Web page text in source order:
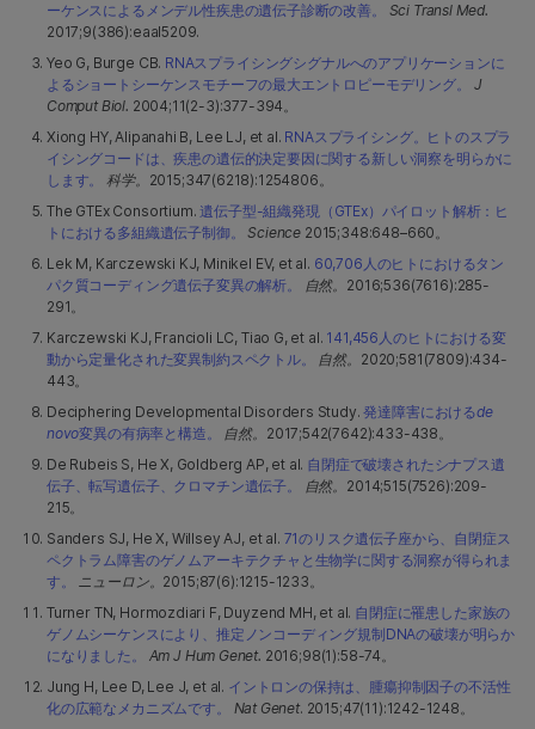
ーケンスによるメンデル性疾患の遺伝子診断の改善。
Sci Transl Med.
2017;9(386):eaal5209.
Yeo G, Burge CB. RNAスプライシングシグナルへのアプリケーションに
よるショートシーケンスモチーフの最大エントロピーモデリング。
J
Comput Biol. 2004;11(2-3):377-394。
Xiong HY, Alipanahi B, Lee LJ, et al. RNAスプライシング。ヒトのスプラ
イシングコードは、疾患の遺伝的決定要因に関する新しい洞察を明らかに
します。
科学。 2015;347(6218):1254806。
The GTEx Consortium.遺伝子型-組織発現（GTEx）パイロット解析：ヒ
トにおける多組織遺伝子制御。
Science 2015;348:648–660。
Lek M, Karczewski KJ, Minikel EV, et al. 60,706人のヒトにおけるタン
パク質コーディング遺伝子変異の解析。
自然。 2016;536(7616):285-
291。
Karczewski KJ, Francioli LC, Tiao G, et al. 141,456人のヒトにおける変
動から定量化された変異制約スペクトル。
自然。 2020;581(7809):434-
443。
Deciphering Developmental Disorders Study.発達障害におけるde
novo変異の有病率と構造。 自然。 2017;542(7642):433-438。
De Rubeis S, He X, Goldberg AP, et al. 自閉症で破壊されたシナプス遺
伝子、転写遺伝子、クロマチン遺伝子。
自然。 2014;515(7526):209-
215。
Sanders SJ, He X, Willsey AJ, et al. 71のリスク遺伝子座から、自閉症ス
ペクトラム障害のゲノムアーキテクチャと生物学に関する洞察が得られま
す。
ニューロン。 2015;87(6):1215-1233。
Turner TN, Hormozdiari F, Duyzend MH, et al. 自閉症に罹患した家族の
ゲノムシーケンスにより、推定ノンコーディング規制DNAの破壊が明らか
になりました。
Am J Hum Genet. 2016;98(1):58-74。
Jung H, Lee D, Lee J, et al. イントロンの保持は、腫瘍抑制因子の不活性
化の広範なメカニズムです。
Nat Genet. 2015;47(11):1242-1248。